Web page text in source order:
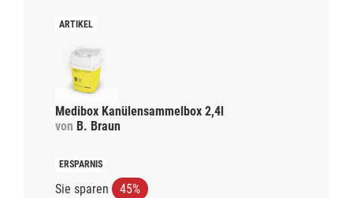
Medibox Kanülensammelbox 2,4l
von B. Braun
Sie sparen 45%